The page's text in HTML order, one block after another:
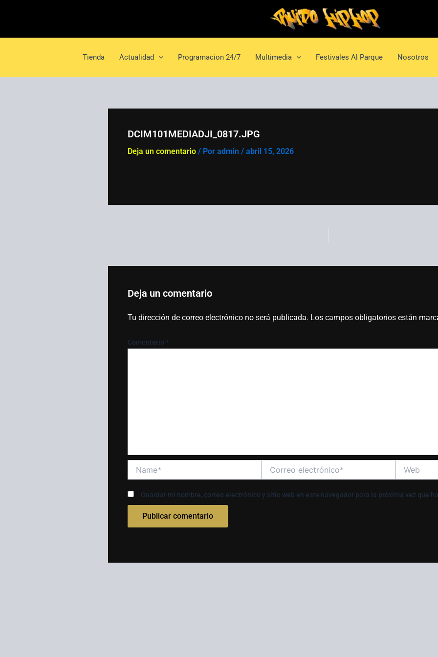
Tienda Actualidad Programacion 24/7 Multimedia Festivales Al Parque Nosotros
DCIM101MEDIADJI_0817.JPG
Deja un comentario / Por admin / abril 15, 2026
Deja un comentario
Tu dirección de correo electrónico no será publicada. Los campos obligatorios están
Comentario *
electrónico*
Guardar mi nombre, correo electrónico y sitio web en este navegador para la próxima vez que